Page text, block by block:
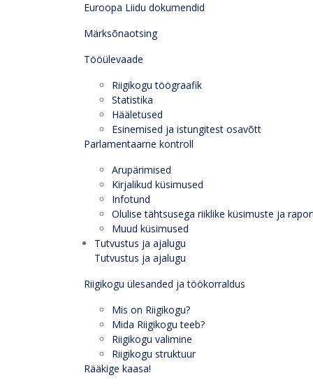
Euroopa Liidu dokumendid
Märksõnaotsing
Tööülevaade
Riigikogu töögraafik
Statistika
Hääletused
Esinemised ja istungitest osavõtt
Parlamentaarne kontroll
Arupärimised
Kirjalikud küsimused
Infotund
Olulise tähtsusega riiklike küsimuste ja
Muud küsimused
Tutvustus ja ajalugu
Tutvustus ja ajalugu
Riigikogu ülesanded ja töökorraldus
Mis on Riigikogu?
Mida Riigikogu teeb?
Riigikogu valimine
Riigikogu struktuur
Rääkige kaasa!